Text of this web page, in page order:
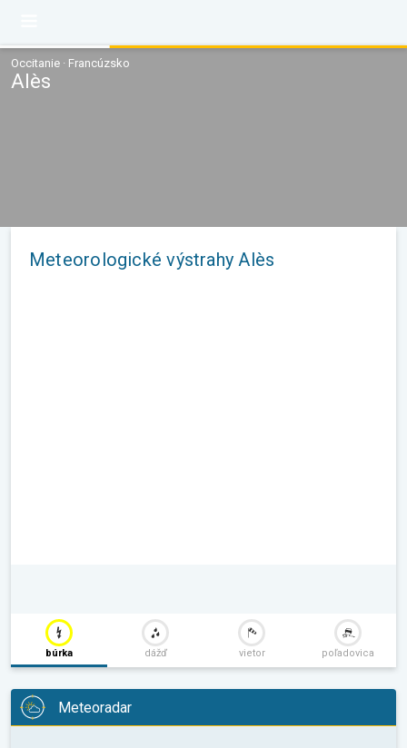
Occitanie · Francúzsko
Alès
Meteorologické výstrahy Alès
búrka dážď vietor poľadovica
Meteoradar